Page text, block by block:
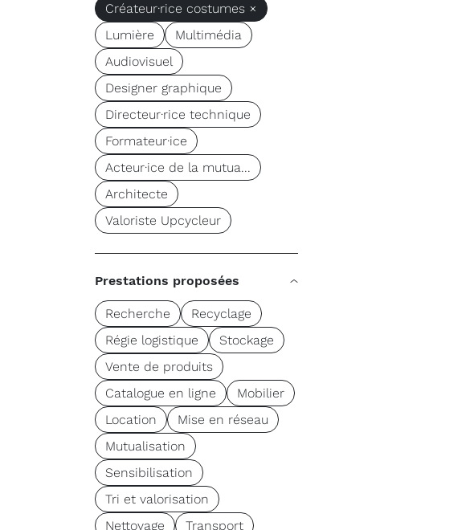
Créateur·rice costumes ×
Lumière
Multimédia
Audiovisuel
Designer graphique
Directeur·rice technique
Formateur·ice
Acteur·ice de la mutua...
Architecte
Valoriste Upcycleur
Prestations proposées
Recherche
Recyclage
Régie logistique
Stockage
Vente de produits
Catalogue en ligne
Mobilier
Location
Mise en réseau
Mutualisation
Sensibilisation
Tri et valorisation
Nettoyage
Transport